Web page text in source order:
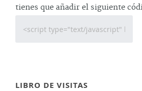
tienes que añadir el siguiente
LIBRO DE VISITAS